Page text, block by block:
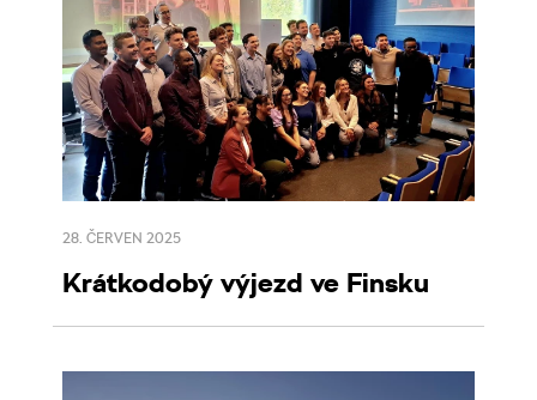
28. ČERVEN 2025
Krátkodobý výjezd ve Finsku